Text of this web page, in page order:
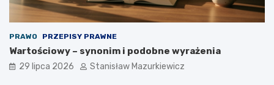
PRAWO PRZEPISY PRAWNE
Wartościowy – synonim i podobne wyrażenia
29 lipca 2026 Stanisław Mazurkiewicz